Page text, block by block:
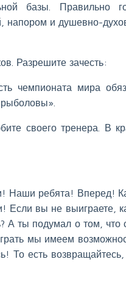
базы. Правильно
напором и душевно-
Разрешите зачесть:
чемпионата мира
своего тренера. В
Наши ребята! Вперед!
Если вы не выиграете,
А ты подумал о том, что
мы имеем
То есть